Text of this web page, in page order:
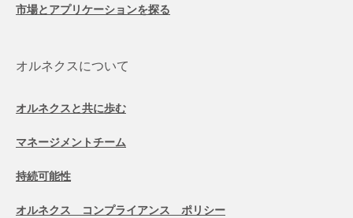
市場とアプリケーションを探る
オルネクスについて
オルネクスと共に歩む
マネージメントチーム
持続可能性
オルネクス コンプライアンス ポリシー